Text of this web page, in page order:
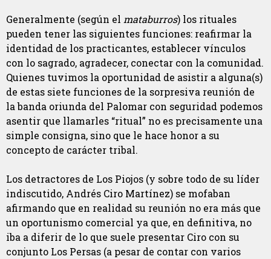
Generalmente (según el mataburros) los rituales
pueden tener las siguientes funciones: reafirmar la
identidad de los practicantes, establecer vínculos
con lo sagrado, agradecer, conectar con la comunidad.
Quienes tuvimos la oportunidad de asistir a alguna(s)
de estas siete funciones de la sorpresiva reunión de
la banda oriunda del Palomar con seguridad podemos
asentir que llamarles “ritual” no es precisamente una
simple consigna, sino que le hace honor a su
concepto de carácter tribal.
Los detractores de Los Piojos (y sobre todo de su líder
indiscutido, Andrés Ciro Martínez) se mofaban
afirmando que en realidad su reunión no era más que
un oportunismo comercial ya que, en definitiva, no
iba a diferir de lo que suele presentar Ciro con su
conjunto Los Persas (a pesar de contar con varios